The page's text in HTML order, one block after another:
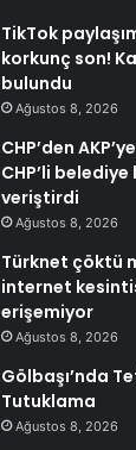
TikTok
korkunç son!
bulundu
Ağustos 8, 2026
CHP’den
CHP’li belediye
veriştirdi
Ağustos 8, 2026
Türknet çöktü
internet
erişemiyor
Ağustos 8, 2026
Gölbaşı’nda
Tutuklama
Ağustos 8, 2026